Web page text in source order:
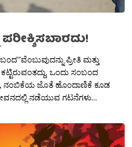
ಪ್ರೀತಿ ಮತ್ತು
ಒಂದು ಸಂಬಂದ
ನಂಬಿಕೆಯ ಜೊತೆ ಹೊಂದಾಣಿಕೆ ಕೂಡ
ನಡೆಯುವ ಗಟನೆಗಳು...